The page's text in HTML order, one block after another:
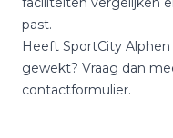
past.
Heeft SportCity Alphen
gewekt? Vraag dan
contactformulier.